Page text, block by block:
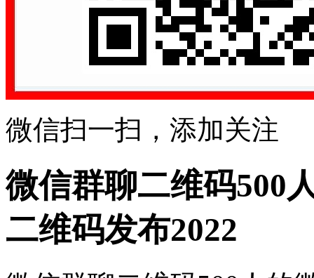
微信扫一扫，添加关注
微信群聊二维码500
二维码发布2022